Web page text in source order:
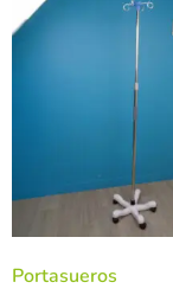
Portasueros